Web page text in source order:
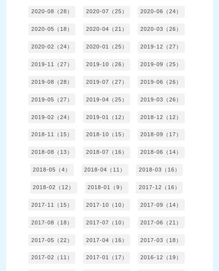
2020-08（28） 2020-07（25） 2020-06（24）
2020-05（18） 2020-04（21） 2020-03（26）
2020-02（24） 2020-01（25） 2019-12（27）
2019-11（27） 2019-10（26） 2019-09（25）
2019-08（28） 2019-07（27） 2019-06（26）
2019-05（27） 2019-04（25） 2019-03（26）
2019-02（24） 2019-01（12） 2018-12（12）
2018-11（15） 2018-10（15） 2018-09（17）
2018-08（13） 2018-07（16） 2018-06（14）
2018-05（4） 2018-04（11） 2018-03（16）
2018-02（12） 2018-01（9） 2017-12（16）
2017-11（15） 2017-10（10） 2017-09（14）
2017-08（18） 2017-07（10） 2017-06（21）
2017-05（22） 2017-04（16） 2017-03（18）
2017-02（11） 2017-01（17） 2016-12（19）